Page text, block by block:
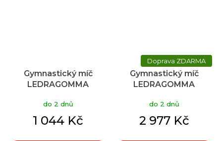
Gymnastický míč
LEDRAGOMMA
Maxafe 95 cm Typ:
šedá
do 2 dnů
1 044 Kč
ZDARMA
Gymnastický míč
LEDRAGOMMA
Standard 120 cm,
oranžová
do 2 dnů
2 977 Kč